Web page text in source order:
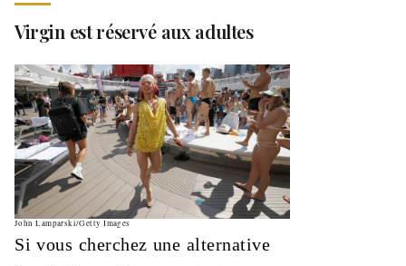
Virgin est réservé aux adultes
John Lamparski/Getty Images
Si vous cherchez une alternative